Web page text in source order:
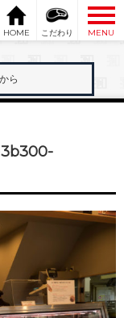
HOME こだわり
MENU
ら